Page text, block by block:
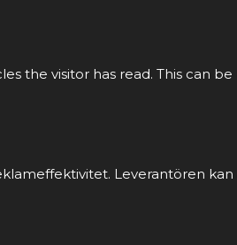
the visitor has read. This can
Leverantören